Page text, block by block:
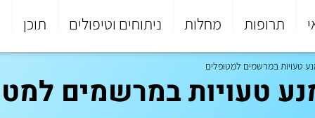
תרופות מחלות ניתוחים וטיפולים תוכן
טעויות במרשמים למטופלים
טעויות במרשמים